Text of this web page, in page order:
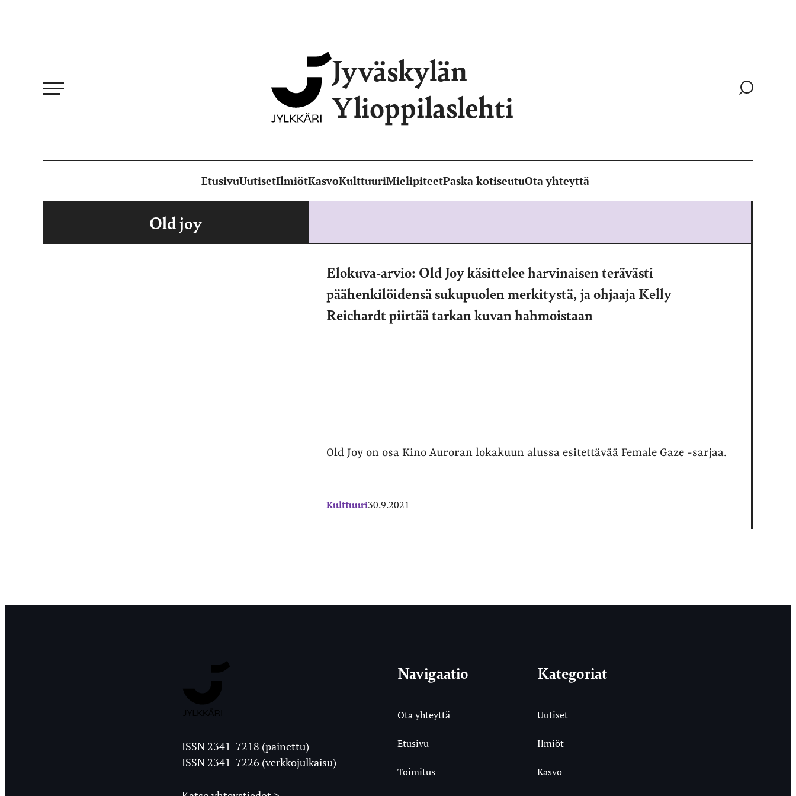
Jyväskylän
Ylioppilaslehti
Siirry
EtusivuUutisetIlmiötKasvoKulttuuriMielipiteetPaska kotiseutuOta yhteyttä
Old joy
Elokuva-arvio: Old Joy käsittelee harvinaisen terävästi
päähenkilöidensä sukupuolen merkitystä, ja ohjaaja Kelly
Reichardt piirtää tarkan kuvan hahmoistaan
Old Joy on osa Kino Auroran lokakuun alussa esitettävää Female Gaze -sarjaa.
Kulttuuri30.9.2021
Ylioppilaslehti
ISSN 2341-7218 (painettu)
ISSN 2341-7226 (verkkojulkaisu)
Navigaatio
Ota yhteyttä
Etusivu
Toimitus
Kategoriat
Uutiset
Ilmiöt
Kasvo